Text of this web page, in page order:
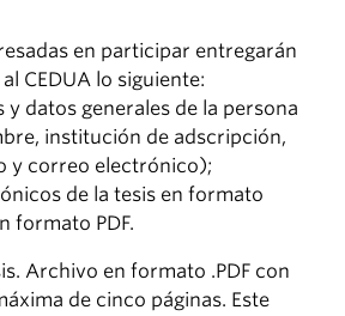
en participar entregarán
CEDUA lo siguiente:
y datos generales de la persona
institución de adscripción,
y correo electrónico);
de la tesis en formato
formato PDF.
Archivo en formato .PDF con
de cinco páginas. Este